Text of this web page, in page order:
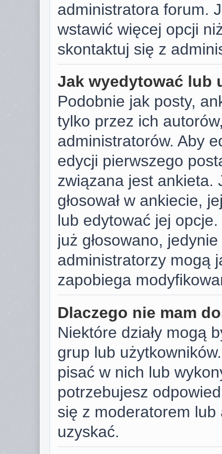
administratora forum.
wstawić więcej opcji
skontaktuj się z
Jak wyedytować lub
Podobnie jak posty,
tylko przez ich
administratorów. Aby
edycji pierwszego
związana jest ankieta.
głosował w ankiecie,
lub edytować jej
już głosowano,
administratorzy mogą
zapobiega
Dlaczego nie mam
Niektóre działy mogą
grup lub
pisać w nich lub
potrzebujesz
się z moderatorem
uzyskać.